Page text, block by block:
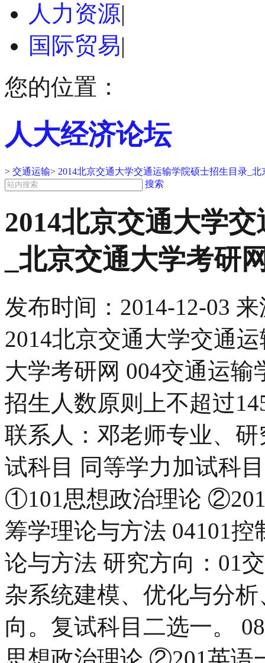
人力资源|
国际贸易|
您的位置：
人大经济论坛
> 交通运输> 2014北京交通大学交通运输学院硕士招生目录_
搜索
2014北京交通大学
_北京交通大学考研
发布时间： 2014-12-03 来
2014北京交通大学交通
大学考研网 004交通运
招生人数原则上不超过
联系人：邓老师专业、
试科目 同等学力加试科
①101思想政治理论
筹学理论与方法 04101
论与方法 研究方向：01
杂系统建模、优化与分
向。复试科目二选一。